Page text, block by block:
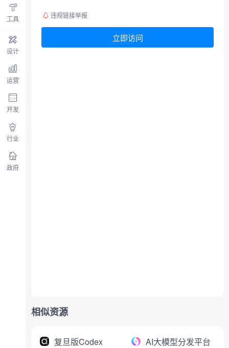
工具
设计
运营
开发
行业
政府
违规链接举报
立即访问
相似资源
复旦版Codex
AI大模型分发平台